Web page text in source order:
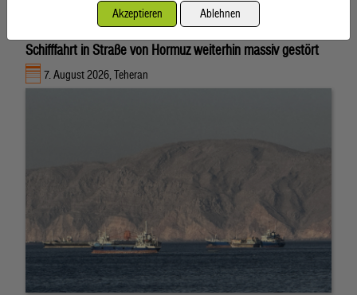
Schifffahrt in Straße von Hormuz weiterhin massiv gestört
7. August 2026, Teheran
Akzeptieren Ablehnen